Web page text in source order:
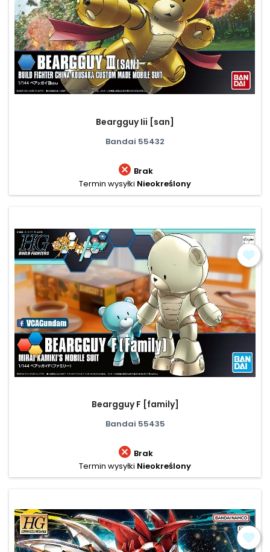
Beargguy Iii [san]
Bandai 55432
 Brak
Termin wysyłki Nieokreślony
Beargguy F [family]
Bandai 55435
 Brak
Termin wysyłki Nieokreślony